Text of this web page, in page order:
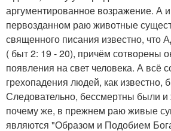
аргументированное возражение. А
первозданном раю животные
священного писания известно, что
( быт 2: 19 - 20), причём сотворены
появления на свет человека. А всё
грехопадения людей, как известно,
Следовательно, бессмертны были
почему же, в прежнем раю живые
являются "Образом и Подобием